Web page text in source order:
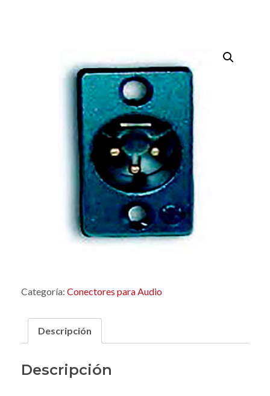
Categoría: Conectores para Audio
Descripción
Descripción